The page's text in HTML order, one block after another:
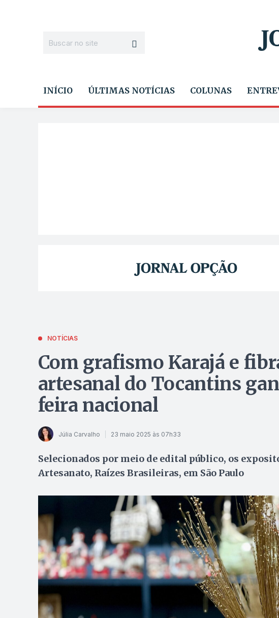
INÍCIO ÚLTIMAS NOTÍCIAS COLUNAS
NOTÍCIAS
Com grafismo Karajá e
artesanal do Tocantins
feira nacional
Júlia Carvalho 23 maio 2025 às 07h33
Selecionados por meio de edital público, os
Artesanato, Raízes Brasileiras, em São Paulo